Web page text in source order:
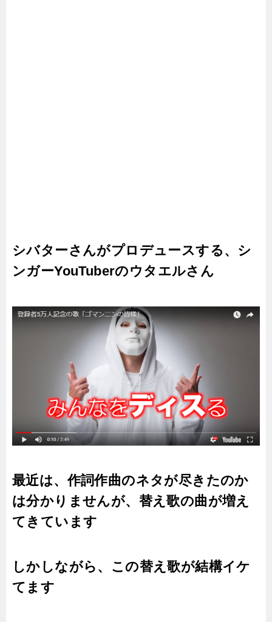
シバターさんがプロデュースする、シ
ンガーYouTuberのウタエルさん
最近は、作詞作曲のネタが尽きたのか
は分かりませんが、替え歌の曲が増え
てきています
しかしながら、この替え歌が結構イケ
てます